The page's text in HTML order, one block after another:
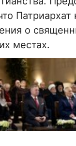
Патриархат
о
местах.